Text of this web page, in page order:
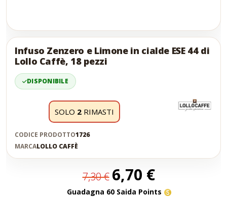
Skip
to
the
end
the
images
Infuso Zenzero e Limone in cialde ESE 44 di
Lollo Caffè, 18 pezzi
DISPONIBILE
SOLO 2RIMASTI
CODICE PRODOTTO1726
MARCALOLLO CAFFÈ
7,30 €
Prezzo
speciale
6,70 €
Guadagna 60 Saida Points